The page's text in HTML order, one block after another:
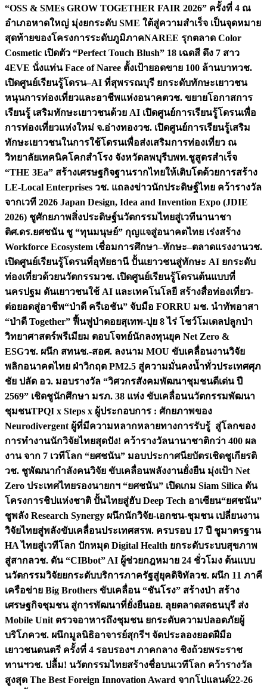
“OSS & SMEs GROW TOGETHER FAIR 2026” ครั้งที่ 4 ณ
อำเภอหาดใหญ่ มุ่งยกระดับ SME ใต้สู่ความสำเร็จ เป็นจุดหมาย
สุดท้ายของโครงการระดับภูมิภาคNAREE รุกตลาด Color
Cosmetic เปิดตัว “Perfect Touch Blush” 18 เฉดสี ดึง 7 สาว
4EVE นั่งแท่น Face of Naree ตั้งเป้ายอดขาย 100 ล้านบาทวช.
เปิดศูนย์เรียนรู้โดรน–AI ที่สุพรรณบุรี ยกระดับทักษะเยาวชน
หนุนการท่องเที่ยวและอาชีพแห่งอนาคตวช. ขยายโอกาสการ
เรียนรู้ เสริมทักษะเยาวชนด้วย AI เปิดศูนย์การเรียนรู้โดรนเพื่อ
การท่องเที่ยวแห่งใหม่ จ.อ่างทองวช. เปิดศูนย์การเรียนรู้เสริม
ทักษะเยาวชนในการใช้โดรนเพื่อส่งเสริมการท่องเที่ยว ณ
วิทยาลัยเทคนิคโคกสำโรง จังหวัดลพบุรีบพท.ชูสูตรสำเร็จ
“THE 3Ea” สร้างเศรษฐกิจฐานรากไทยให้เติบโตด้วยการสร้าง
LE-Local Enterprises วช. แถลงข่าวนักประดิษฐ์ไทย คว้ารางวัล
จากเวที 2026 Japan Design, Idea and Invention Expo (JDIE
2026) ชูศักยภาพสิ่งประดิษฐ์นวัตกรรมไทยสู่เวทีนานาชา
ติศ.ดร.ยศชนัน ชู “ทุนมนุษย์” กุญแจสู่อนาคตไทย เร่งสร้าง
Workforce Ecosystem เชื่อมการศึกษา–ทักษะ–ตลาดแรงงานวช.
เปิดศูนย์เรียนรู้โดรนที่อุทัยธานี ปั้นเยาวชนสู่ทักษะ AI ยกระดับ
ท่องเที่ยวด้วยนวัตกรรมวช. เปิดศูนย์เรียนรู้โดรนต้นแบบที่
นครปฐม ดันเยาวชนใช้ AI และเทคโนโลยี สร้างสื่อท่องเที่ยว-
ต่อยอดสู่อาชีพ“ป่าดี ครีเอชัน” จับมือ FORRU มช. นำทัพอาสา
“ป่าดี Together” ฟื้นฟูป่าดอยสุเทพ-ปุย 8 ไร่ โชว์โมเดลปลูกป่า
วิทยาศาสตร์พรีเมียม ตอบโจทย์นักลงทุนยุค Net Zero &
ESGวช. ผนึก สทนช.-สอศ. ลงนาม MOU ขับเคลื่อนงานวิจัย
พลิกอนาคตไทย ฝ่าวิกฤต PM2.5 สู่ความมั่นคงน้ำทั่วประเทศศุภ
ชัย ปลัด อว. มอบรางวัล “วิศวกรสังคมพัฒนาชุมชนดีเด่น ปี
2569” เชิดชูนักศึกษา มรภ. 38 แห่ง ขับเคลื่อนนวัตกรรมพัฒนา
ชุมชนTPQI x Steps x ผู้ประกอบการ : ศักยภาพของ
Neurodivergent ผู้ที่มีความหลากหลายทางการรับรู้ สู่โลกของ
การทำงานนักวิจัยไทยสุดปัง! คว้ารางวัลนานาชาติกว่า 400 ผล
งาน จาก 7 เวทีโลก “ยศชนัน” มอบประกาศนียบัตรเชิดชูเกียรติ
วช. ชูพัฒนากำลังคนวิจัย ขับเคลื่อนพลังงานยั่งยืน มุ่งเป้า Net
Zero ประเทศไทยรองนายกฯ “ยศชนัน” เปิดเกม Siam Silica ดัน
โครงการชิปแห่งชาติ ปั้นไทยสู่ฮับ Deep Tech อาเซียน“ยศชนัน”
ชูพลัง Research Synergy ผนึกนักวิจัย-เอกชน-ชุมชน เปลี่ยนงาน
วิจัยไทยสู่พลังขับเคลื่อนประเทศสรพ. ครบรอบ 17 ปี ชูมาตรฐาน
HA ไทยสู่เวทีโลก ปักหมุด Digital Health ยกระดับระบบสุขภาพ
สู่สากลวช. ดัน “CIBbot” AI ผู้ช่วยกฎหมาย 24 ชั่วโมง ต้นแบบ
นวัตกรรมวิจัยยกระดับบริการภาครัฐสู่ยุคดิจิทัลวช. ผนึก 11 ภาคี
เครือข่าย Big Brothers ขับเคลื่อน “ชันโรง” สร้างป่า สร้าง
เศรษฐกิจชุมชน สู่การพัฒนาที่ยั่งยืนอย. ลุยตลาดสดธนบุรี ส่ง
Mobile Unit ตรวจอาหารถึงชุมชน ยกระดับความปลอดภัยผู้
บริโภควช. ผนึกมูลนิธิอาจารย์สุกรีฯ จัดประลองยอดฝีมือ
เยาวชนดนตรี ครั้งที่ 4 รอบรองฯ ภาคกลาง ชิงถ้วยพระราช
ทานฯวช. ปลื้ม! นวัตกรรมไทยสร้างชื่อบนเวทีโลก คว้ารางวัล
สูงสุด The Best Foreign Innovation Award จากโปแลนด์22-26